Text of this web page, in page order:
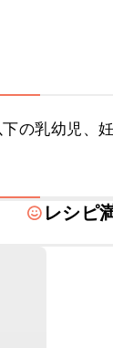
の乳幼児、
レシピ